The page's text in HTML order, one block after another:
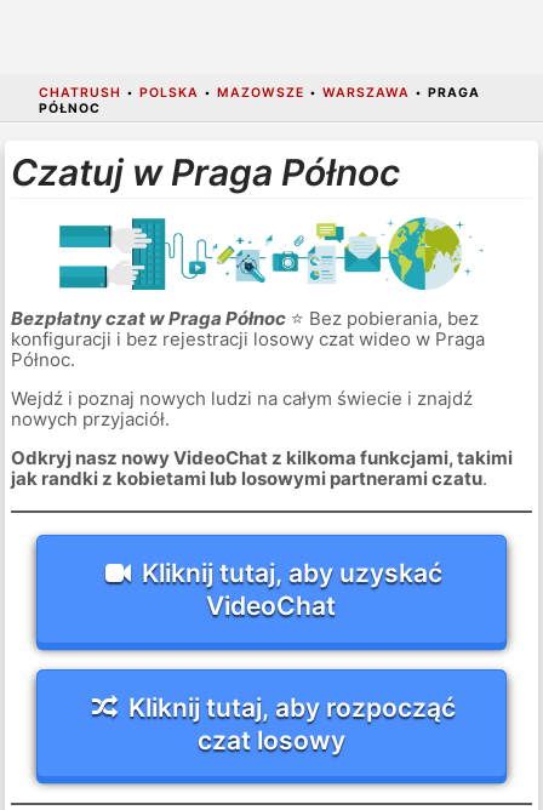
CHATRUSH • POLSKA • MAZOWSZE • WARSZAWA • PRAGA
PÓŁNOC
Czatuj w Praga Północ
Bezpłatny czat w Praga Północ⭐ Bez pobierania, bez
konfiguracji i bez rejestracji losowy czat wideo w Praga
Północ.
Wejdź i poznaj nowych ludzi na całym świecie i znajdź
nowych przyjaciół.
Odkryj nasz nowy VideoChat z kilkoma funkcjami, takimi
jak randki z kobietami lub losowymi partnerami czatu.
Kliknij tutaj, aby uzyskać
VideoChat
Kliknij tutaj, aby rozpocząć
czat losowy